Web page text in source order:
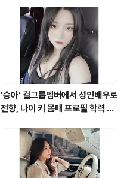
'승아' 걸그룹멤버에서 성인배우로
전향, 나이 키 몸매 프로필 학력 바